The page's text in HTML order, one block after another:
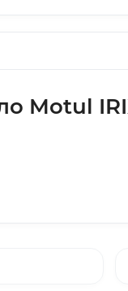
Motul